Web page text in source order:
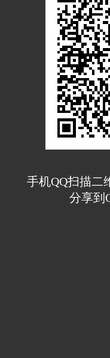
手机QQ扫描二
分享到